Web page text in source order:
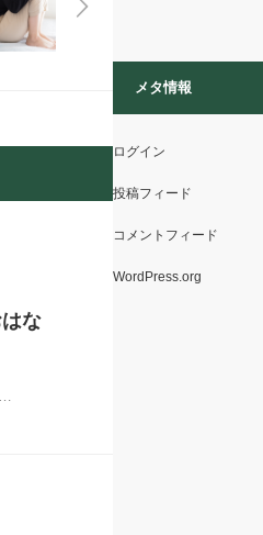
な
…
メタ情報
ログイン
投稿フィード
コメントフィード
WordPress.org